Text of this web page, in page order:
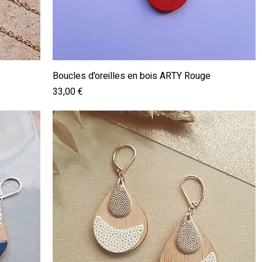
Aperçu rapide
Boucles d'oreilles en bois ARTY Rouge
Prix
33,00 €